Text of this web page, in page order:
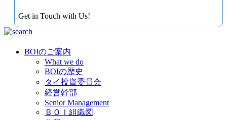
Get in Touch with Us!
BOIのご案内
What we do
BOIの歴史
タイ投資委員会
経営幹部
Senior Management
ＢＯＩ組織図